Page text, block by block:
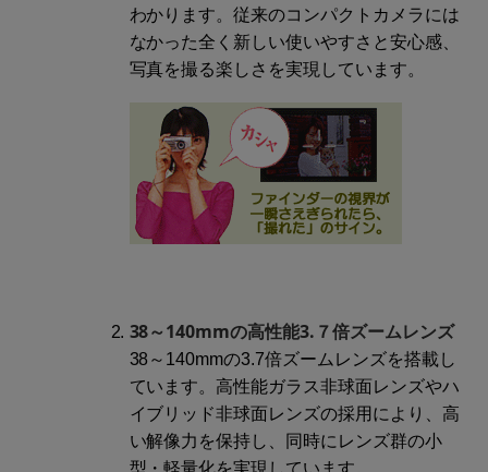
わかります。従来のコンパクトカメラには
なかった全く新しい使いやすさと安心感、
写真を撮る楽しさを実現しています。
38～140mmの高性能3.７倍ズームレンズ
38～140mmの3.7倍ズームレンズを搭載し
ています。高性能ガラス非球面レンズやハ
イブリッド非球面レンズの採用により、高
い解像力を保持し、同時にレンズ群の小
型・軽量化を実現しています。